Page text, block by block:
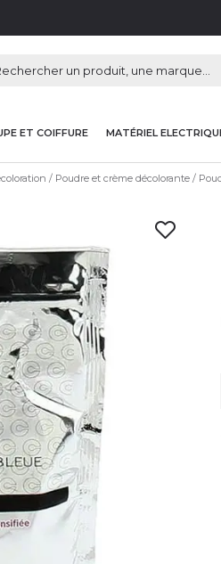
ET COIFFURE MATÉRIEL
Poudre et crème décolorante